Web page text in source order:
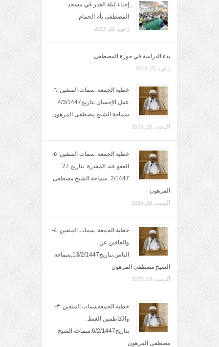
ِإحياء ليلة القدر في مسجد
المصطفى بأم الحمام
ژانویه 21, 2013
بدء الدراسة في حوزة المصطفى
ژانویه 22, 2013
خطبة الجمعة: سمات المتقين: ٦-
عمل الإحسان بتاريخ4/3/1447.
سماحة الشيخ مصطفى المرهون
آگوست 29, 2025
خطبة الجمعة: سمات المتقين: ٥-
العفو عند المقدرة. بتاريخ 27
2/1447. سماحة الشيخ مصطفى
المرهون
آگوست 28, 2025
خطبة الجمعة: سمات المتقين: ٤-
والعافين عن
الناس.بتاريخ13/2/1447,سماحة
الشيخ مصطفى المرهون
آگوست 10, 2025
خطبة الجمعةسمات المتقين: ٣-
والكاظمين الغيظ.
بتاريخ6/2/1447.سماحة الشيخ
مصطفى المرهون